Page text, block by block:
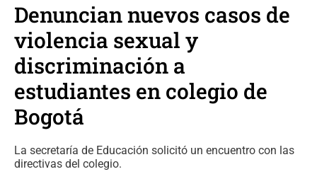
Denuncian nuevos casos de
violencia sexual y
discriminación a
estudiantes en colegio de
Bogotá
La secretaría de Educación solicitó un encuentro con las
directivas del colegio.